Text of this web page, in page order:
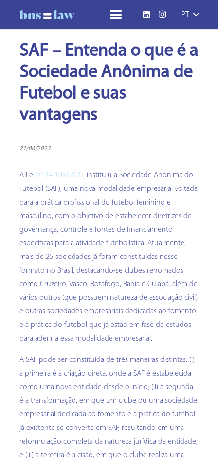
PT
SAF – Entenda o que é a
Sociedade Anônima de
Futebol e suas
vantagens
21/06/2023
A Lei nº 14.193/2021 instituiu a Sociedade Anônima do
Futebol (SAF), uma nova modalidade empresarial voltada
para a prática profissional do futebol feminino e
masculino, com o objetivo de estabelecer diretrizes de
governança, controle e fontes de financiamento
específicas para a atividade futebolística. Atualmente,
mais de 25 sociedades já foram constituídas nesse
formato no Brasil, destacando-se clubes renomados
como Cruzeiro, Vasco, Botafogo, Bahia e Cuiabá. além de
vários outros (que possuem natureza de associação civil)
e outras sociedades empresariais dedicadas ao fomento
e à prática do futebol que já estão em fase de estudos
para aderir a essa modalidade empresarial.
A SAF pode ser constituída de três maneiras distintas: (i)
a primeira é a criação direta, onde a SAF é estabelecida
como uma nova entidade desde o início; (II) a segunda
é a transformação, em que um clube ou uma sociedade
empresarial dedicada ao fomento e à prática do futebol
já existente se converte em SAF, resultando em uma
reformulação completa da natureza jurídica da entidade;
e (iii) a terceira é a cisão, em que o clube realiza uma